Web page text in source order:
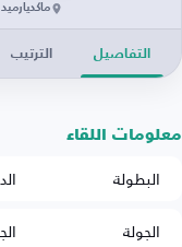
التفاصيل الترتيب
معلومات اللقاء
البطولة
الجولة
الجولة